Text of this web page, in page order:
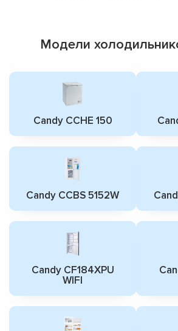
Модели
Candy CCHE 150
Candy CCBS 5152W
Candy CF184XPU
WIFI